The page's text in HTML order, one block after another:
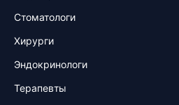
Стоматологи
Хирурги
Эндокринологи
Терапевты